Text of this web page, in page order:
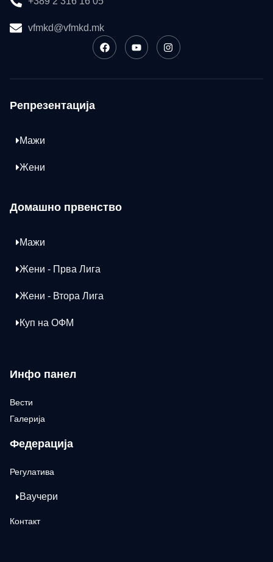
vfmkd@vfmkd.mk
Репрезентација
Мажи
Жени
Домашно првенство
Мажи
Жени - Прва Лига
Жени - Втора Лига
Куп на ОФМ
Инфо панел
Вести
Галерија
Федерација
Регулатива
Ваучери
Контакт